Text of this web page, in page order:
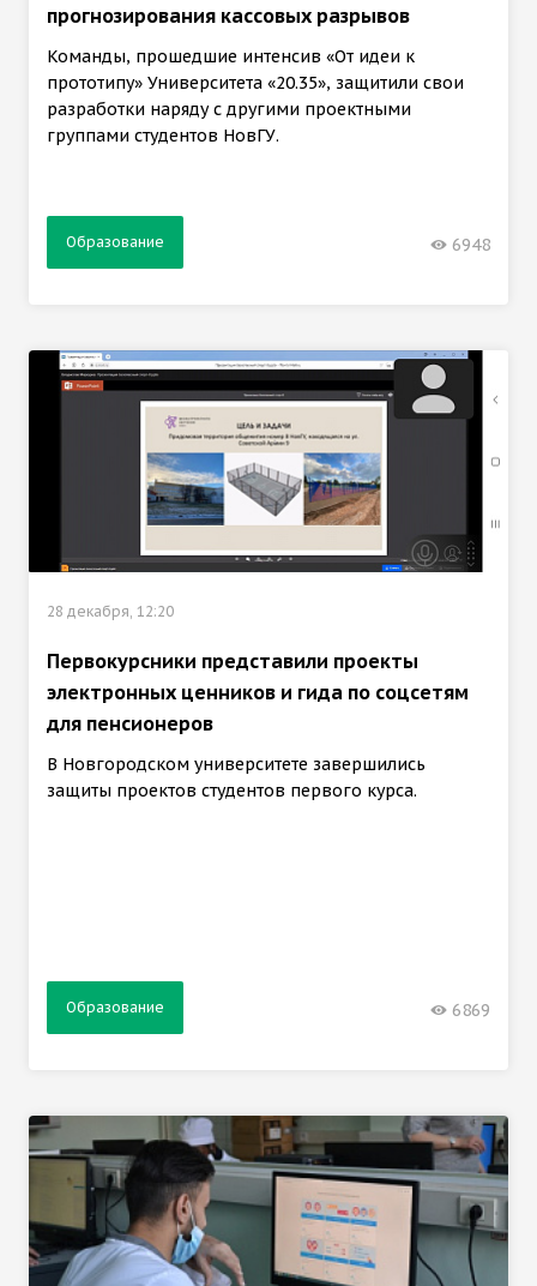
прогнозирования кассовых разрывов
Команды, прошедшие интенсив «От идеи к
прототипу» Университета «20.35», защитили свои
разработки наряду с другими проектными
группами студентов НовГУ.
Образование 6948
28 декабря, 12:20
Первокурсники представили проекты
электронных ценников и гида по соцсетям
для пенсионеров
В Новгородском университете завершились
защиты проектов студентов первого курса.
Образование 6869